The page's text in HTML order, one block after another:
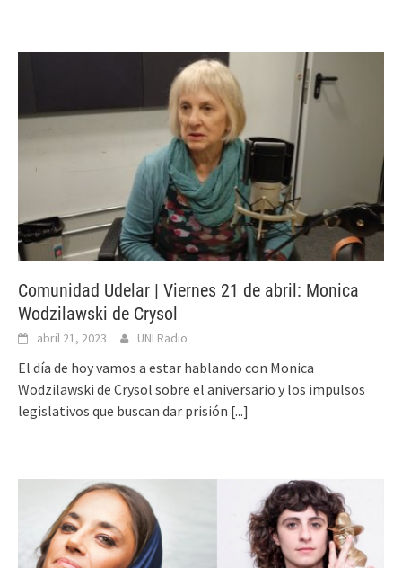
Comunidad Udelar | Viernes 21 de abril: Monica
Wodzilawski de Crysol
abril 21, 2023 UNI Radio
El día de hoy vamos a estar hablando con Monica
Wodzilawski de Crysol sobre el aniversario y los impulsos
legislativos que buscan dar prisión [...]